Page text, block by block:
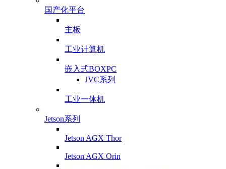
国产化平台
主板
工业计算机
嵌入式BOXPC
JVC系列
工业一体机
Jetson系列
Jetson AGX Thor
Jetson AGX Orin